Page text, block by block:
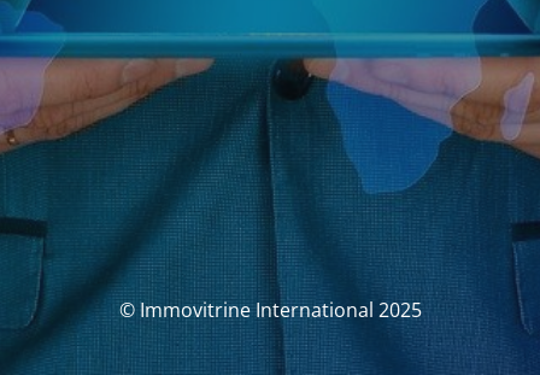
© Immovitrine International 2025